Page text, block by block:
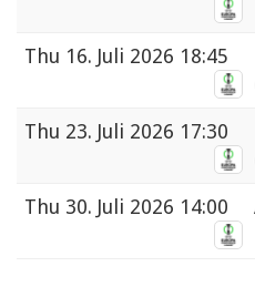
Thu 16. Juli 2026 18:45
Thu 23. Juli 2026 17:30
Thu 30. Juli 2026 14:00